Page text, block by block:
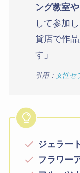
ング教室
して参加
貨店で作
す」
引用： 女性セ
ジェラー
フラワー